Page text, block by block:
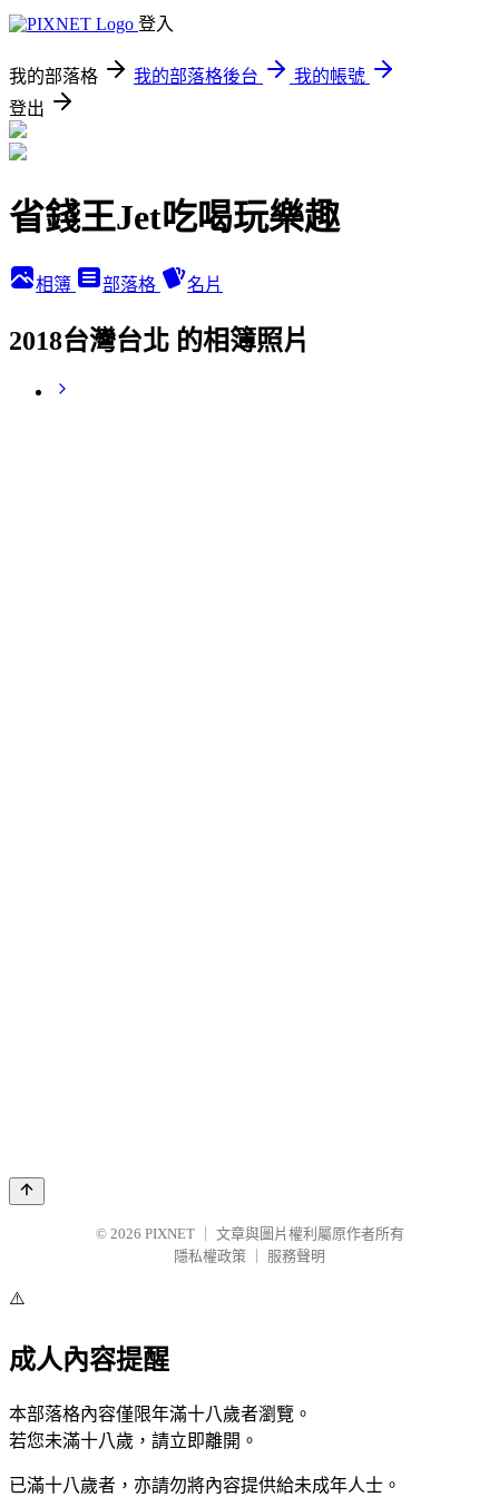
登入
我的部落格 我的部落格後台
我的帳號
登出
省錢王Jet吃喝玩樂趣
相簿 部落格 名片
2018台灣台北 的相簿照片
© 2026 PIXNET
文章與圖片權利屬原作者所有
隱私權政策
服務聲明
⚠️
成人內容提醒
本部落格內容僅限年滿十八歲者瀏覽。
若您未滿十八歲，請立即離開。
已滿十八歲者，亦請勿將內容提供給未成年人士。